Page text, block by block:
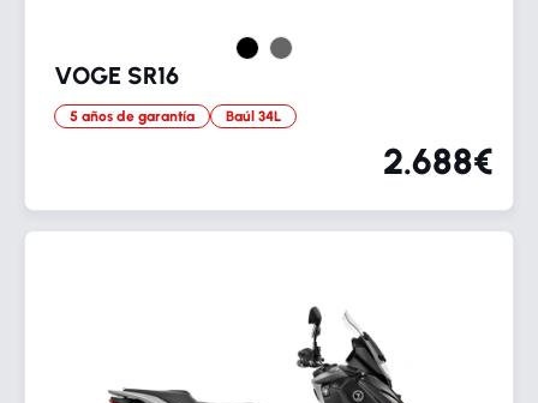
VOGE SR16
5 años de garantía Baúl 34L
2.688€